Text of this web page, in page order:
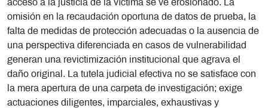
acceso a la justicia de la víctima se ve erosionado. La
omisión en la recaudación oportuna de datos de prueba, la
falta de medidas de protección adecuadas o la ausencia de
una perspectiva diferenciada en casos de vulnerabilidad
generan una revictimización institucional que agrava el
daño original. La tutela judicial efectiva no se satisface con
la mera apertura de una carpeta de investigación; exige
actuaciones diligentes, imparciales, exhaustivas y